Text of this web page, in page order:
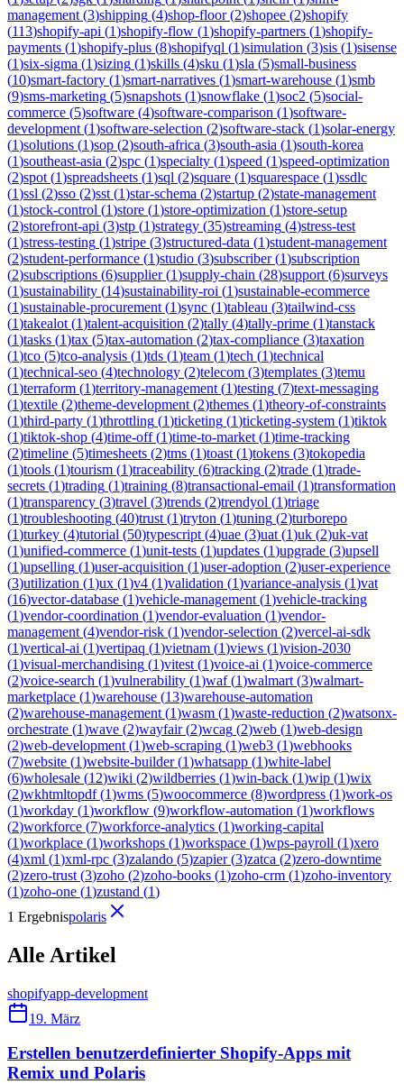
management (3)shipping (4)shop-floor(2)shopee (2)shopify
(113)shopify-api (1)shopify-flow (1)shopify-partners (1)shopify-
payments (1)shopify-plus (8)shopifyql (1)simulation (3)sis (1)sisense
(1)six-sigma (1)sizing (1)skills (4)sku (1)sla (5)small-business
(10)smart-factory (1)smart-narratives (1)smart-warehouse (1)smb
(9)sms-marketing (5)snapshots (1)snowflake (1)soc2 (5)social-
commerce (5)software (4)software-comparison (1)software-
development (1)software-selection (2)software-stack (1)solar-energy
(1)solutions (1)sop (2)south-africa (3)south-asia (1)south-korea
(1)southeast-asia (2)spc (1)specialty (1)speed (1)speed-optimization
(2)spot (1)spreadsheets (1)sql (2)square (1)squarespace (1)ssdlc
(1)ssl (2)sso (2)sst (1)star-schema (2)startup (2)state-management
(1)stock-control (1)store (1)store-optimization (1)store-setup
(2)storefront-api (3)stp (1)strategy (35)streaming (4)stress-test
(1)stress-testing (1)stripe (3)structured-data (1)student-management
(2)student-performance (1)studio (3)subscriber(1)subscription
(2)subscriptions (6)supplier(1)supply-chain (28)support (6)surveys
(1)sustainability (14)sustainability-roi (1)sustainable-ecommerce
(1)sustainable-procurement (1)sync (1)tableau (3)tailwind-css
(1)takealot (1)talent-acquisition (2)tally (4)tally-prime (1)tanstack
(1)tasks (1)tax (5)tax-automation (2)tax-compliance (3)taxation
(1)tco (5)tco-analysis (1)tds (1)team (1)tech (1)technical
(1)technical-seo (4)technology (2)telecom (3)templates (3)temu
(1)terraform (1)territory-management (1)testing (7)text-messaging
(1)textile (2)theme-development (2)themes (1)theory-of-constraints
(1)third-party (1)throttling (1)ticketing (1)ticketing-system (1)tiktok
(1)tiktok-shop (4)time-off(1)time-to-market (1)time-tracking
(2)timeline (5)timesheets (2)tms (1)toast (1)tokens (3)tokopedia
(1)tools (1)tourism (1)traceability (6)tracking (2)trade (1)trade-
secrets (1)trading (1)training (8)transactional-email (1)transformation
(1)transparency (3)travel (3)trends (2)trendyol (1)triage
(1)troubleshooting (40)trust (1)tryton (1)tuning (2)turborepo
(1)turkey (4)tutorial (50)typescript (4)uae (3)uat (1)uk (2)uk-vat
(1)unified-commerce (1)unit-tests (1)updates (1)upgrade (3)upsell
(1)upselling (1)user-acquisition (1)user-adoption (2)user-experience
(3)utilization (1)ux (1)v4 (1)validation (1)variance-analysis (1)vat
(16)vector-database (1)vehicle-management (1)vehicle-tracking
(1)vendor-coordination (1)vendor-evaluation (1)vendor-
management (4)vendor-risk (1)vendor-selection (2)vercel-ai-sdk
(1)vertical-ai (1)vertipaq (1)vietnam (1)views (1)vision-2030
(1)visual-merchandising (1)vitest (1)voice-ai (1)voice-commerce
(2)voice-search (1)vulnerability (1)waf(1)walmart (3)walmart-
marketplace (1)warehouse (13)warehouse-automation
(2)warehouse-management (1)wasm (1)waste-reduction (2)watsonx-
orchestrate (1)wave (2)wayfair(2)wcag (2)web (1)web-design
(2)web-development (1)web-scraping (1)web3 (1)webhooks
(7)website (1)website-builder(1)whatsapp (1)white-label
(6)wholesale (12)wiki (2)wildberries (1)win-back (1)wip (1)wix
(2)wkhtmltopdf(1)wms (5)woocommerce (8)wordpress (1)work-os
(1)workday (1)workflow (9)workflow-automation (1)workflows
(2)workforce (7)workforce-analytics (1)working-capital
(1)workplace (1)workshops (1)workspace (1)wps-payroll (1)xero
(4)xml (1)xml-rpc (3)zalando (5)zapier(3)zatca (2)zero-downtime
(2)zero-trust (3)zoho (2)zoho-books (1)zoho-crm (1)zoho-inventory
(1)zoho-one (1)zustand (1)
1 Ergebnispolaris
Alle Artikel
shopifyapp-development
19. März
Erstellen benutzerdefinierter Shopify-Apps mit
Remix und Polaris